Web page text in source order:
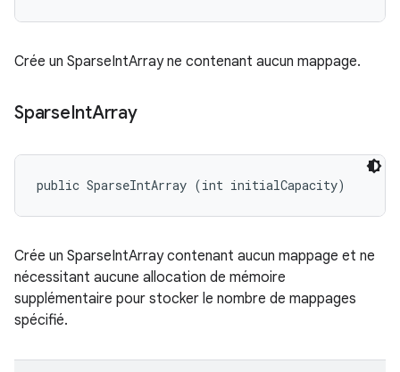
Crée un SparseIntArray ne contenant aucun mappage.
SparseIntArray
public SparseIntArray (int initialCapacity)
Crée un SparseIntArray contenant aucun mappage et ne
nécessitant aucune allocation de mémoire
supplémentaire pour stocker le nombre de mappages
spécifié.